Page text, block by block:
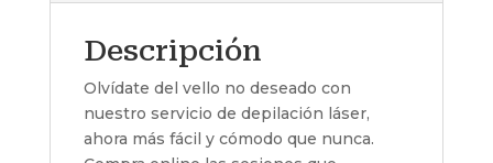
Descripción
Olvídate del vello no deseado con
nuestro servicio de depilación láser,
ahora más fácil y cómodo que nunca.